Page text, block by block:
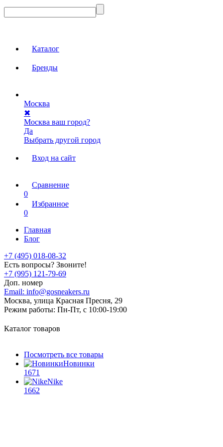
Каталог
Бренды
Москва
✖
Москва ваш город?
Да
Выбрать другой город
Вход на сайт
Сравнение
0
Избранное
0
Главная
Блог
+7 (495) 018-08-32
Есть вопросы? Звоните!
+7 (995) 121-79-69
Доп. номер
Email: info@gosneakers.ru
Москва, улица Красная Пресня, 29
Режим работы: Пн-Пт, с 10:00-19:00
Каталог товаров
Посмотреть все товары
Новинки
1671
Nike
1662